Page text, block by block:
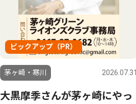
ピックアップ（PR）
茅ヶ崎・寒川 2026.07.31
大黒摩季さんが茅ヶ崎にやっ